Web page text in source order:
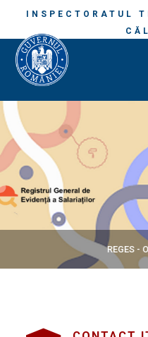
INSPECTORATUL
SECURITATE ȘI